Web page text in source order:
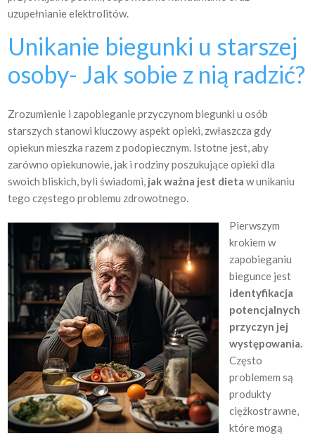
uzupełnianie elektrolitów.
Unikanie biegunki u starszej
osoby- Jak sobie z nią radzić?
Zrozumienie i zapobieganie przyczynom biegunki u osób
starszych stanowi kluczowy aspekt opieki, zwłaszcza gdy
opiekun mieszka razem z podopiecznym. Istotne jest, aby
zarówno opiekunowie, jak i rodziny poszukujące opieki dla
swoich bliskich, byli świadomi, jak ważna jest dietaw unikaniu
tego częstego problemu zdrowotnego.
Pierwszym
krokiem w
zapobieganiu
biegunce jest
identyfikacja
potencjalnych
przyczyn jej
występowania.
Często
problemem są
produkty
ciężkostrawne,
które mogą